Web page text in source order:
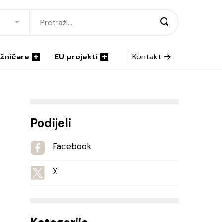
EU projekti Kontakt
Podijeli
Facebook
X